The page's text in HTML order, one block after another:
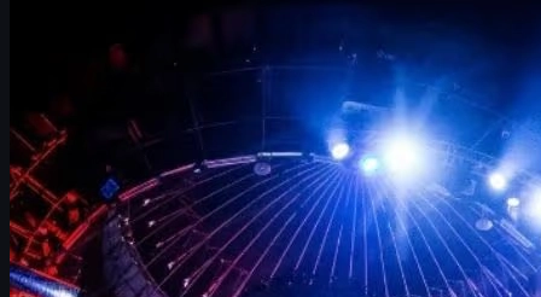
¿Quién es el mejor jugador de CS2 ahora mismo?
Top 10 mejores jugadores de CS2
Los mejores jugadores de CS:GO en la historia
¿Cuál es el mejor equipo de CS2 en 2025?
¿s1mple está retirado? Situación actual
Skins de CS2 y CS:GO: juega con estilo en
uuskins.com
Conclusión: el futuro del mejor jugador de CS2
Introducción: el eterno debate sobre el mejor jugador de
CS2